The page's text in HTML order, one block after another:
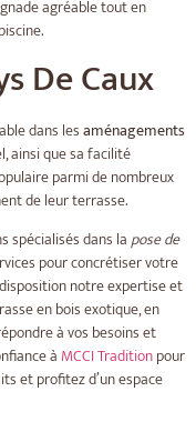
agréable tout en
De Caux
dans lesaménagements
ainsi que sa facilité
parmi de nombreux
de leur terrasse.
spécialisés dans lapose de
pour concrétiser votre
notre expertise et
en bois exotique, en
à vos besoins et
à MCCI Traditionpour
et profitez d’un espace